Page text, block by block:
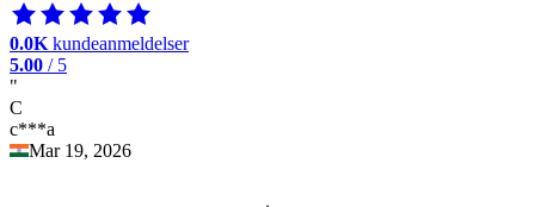
0.0K kundeanmeldelser
5.00 / 5
"
C
c***a
Mar 19, 2026